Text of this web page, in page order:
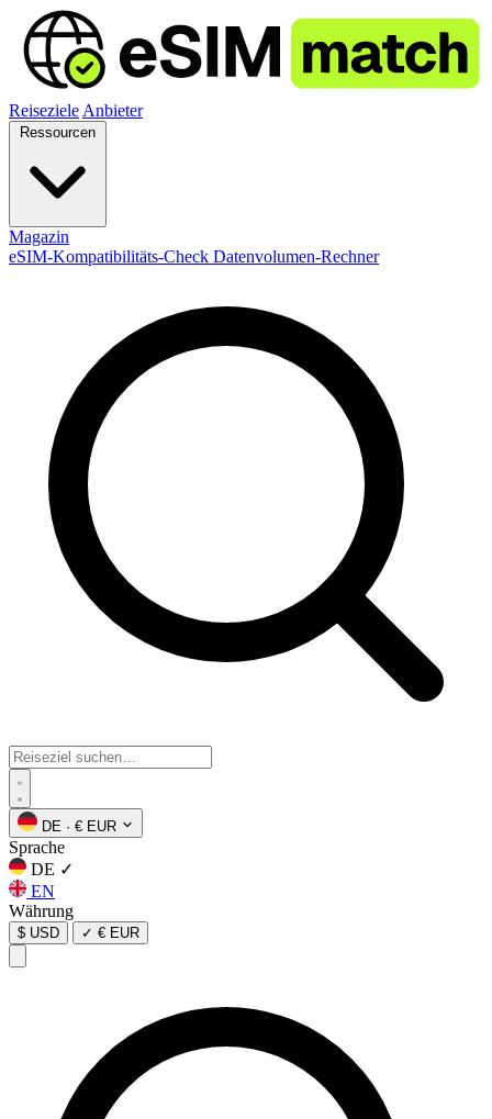
Reiseziele Anbieter
Magazin
eSIM-Kompatibilitäts-Check Datenvolumen-Rechner
DE · € EUR
Sprache
DE ✓
EN
Währung
$ USD ✓ € EUR